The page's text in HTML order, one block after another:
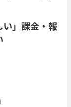
い」課金・報